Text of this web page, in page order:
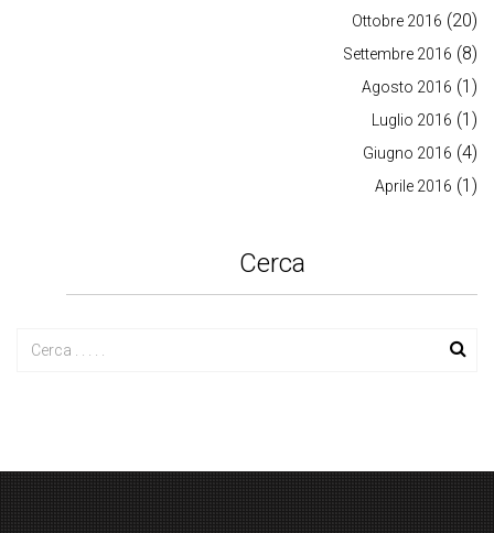
Ottobre 2016 (20)
Settembre 2016 (8)
Agosto 2016 (1)
Luglio 2016 (1)
Giugno 2016 (4)
Aprile 2016 (1)
Cerca